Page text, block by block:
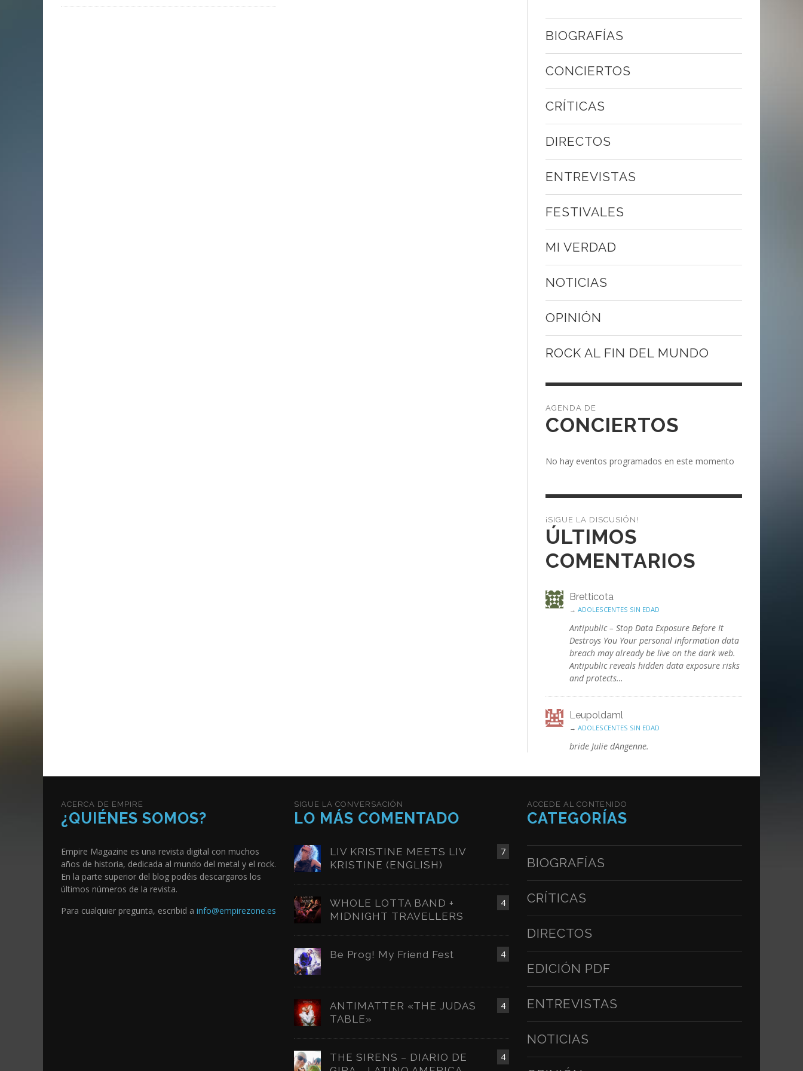
BIOGRAFÍAS
CONCIERTOS
CRÍTICAS
DIRECTOS
ENTREVISTAS
FESTIVALES
MI VERDAD
NOTICIAS
OPINIÓN
ROCK AL FIN DEL MUNDO
CONCIERTOS
No hay eventos programados en este momento
¡SIGUE LA DISCUSIÓN!
ÚLTIMOS
COMENTARIOS
Bretticota
→ ADOLESCENTES SIN EDAD
Antipublic – Stop Data Exposure Before It
Destroys You Your personal information data
breach may already be live on the dark web.
Antipublic reveals hidden data exposure risks
and protects…
Leupoldaml
→ ADOLESCENTES SIN EDAD
bride Julie dAngenne.
ACERCA DE EMPIRE
¿QUIÉNES SOMOS?
Empire Magazine es una revista digital con muchos
años de historia, dedicada al mundo del metal y el rock.
En la parte superior del blog podéis descargaros los
últimos números de la revista.
Para cualquier pregunta, escribid a info@empirezone.es
SIGUE LA CONVERSACIÓN
LO MÁS COMENTADO
7
LIV KRISTINE MEETS LIV
KRISTINE (ENGLISH)
4
WHOLE LOTTA BAND +
MIDNIGHT TRAVELLERS
4
Be Prog! My Friend Fest
4
ANTIMATTER «THE JUDAS
TABLE»
4
THE SIRENS – DIARIO DE
ACCEDE AL CONTENIDO
CATEGORÍAS
BIOGRAFÍAS
CRÍTICAS
DIRECTOS
EDICIÓN PDF
ENTREVISTAS
NOTICIAS